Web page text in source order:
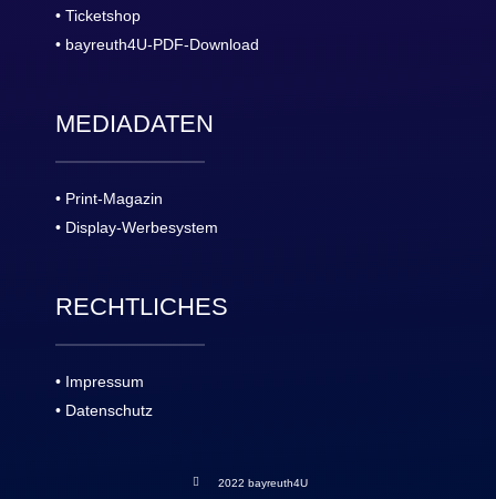
• Ticketshop
• bayreuth4U-PDF-Download
MEDIADATEN
• Print-Magazin
• Display-Werbesystem
RECHTLICHES
• Impressum
• Datenschutz
2022 bayreuth4U